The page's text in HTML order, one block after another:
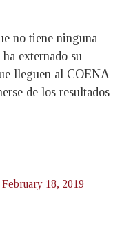
no tiene ninguna
externado su
lleguen al COENA
de los resultados
February 18, 2019